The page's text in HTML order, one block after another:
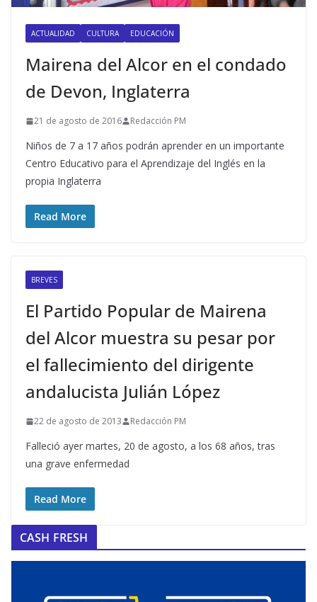
ACTUALIDAD CULTURA EDUCACIÓN
Mairena del Alcor en el condado
de Devon, Inglaterra
21 de agosto de 2016 Redacción PM
Niños de 7 a 17 años podrán aprender en un importante
Centro Educativo para el Aprendizaje del Inglés en la
propia Inglaterra
Read More
BREVES
El Partido Popular de Mairena
del Alcor muestra su pesar por
el fallecimiento del dirigente
andalucista Julián López
22 de agosto de 2013 Redacción PM
Falleció ayer martes, 20 de agosto, a los 68 años, tras
una grave enfermedad
Read More
CASH FRESH